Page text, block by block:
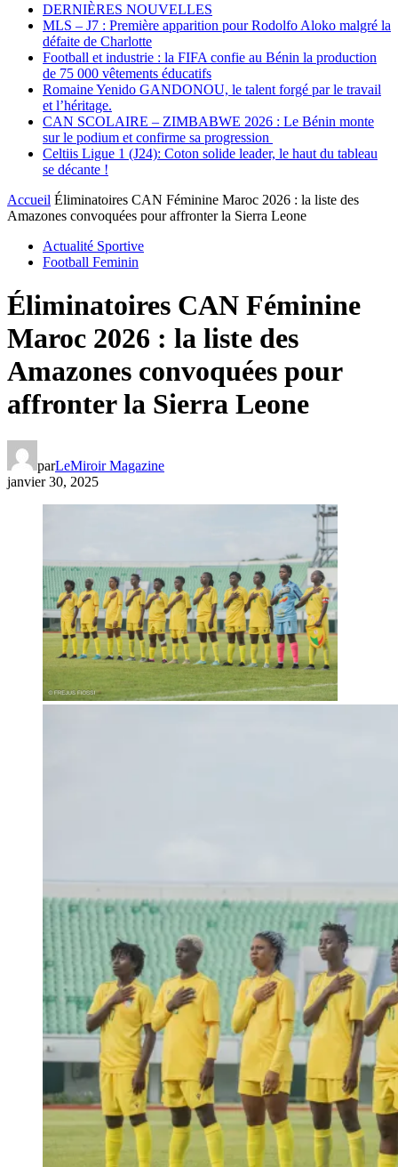
DERNIÈRES NOUVELLES
MLS – J7 : Première apparition pour Rodolfo Aloko malgré la
défaite de Charlotte
Football et industrie : la FIFA confie au Bénin la production
de 75 000 vêtements éducatifs
Romaine Yenido GANDONOU, le talent forgé par le travail
et l’héritage.
CAN SCOLAIRE – ZIMBABWE 2026 : Le Bénin monte
sur le podium et confirme sa progression
Celtiis Ligue 1 (J24): Coton solide leader, le haut du tableau
se décante !
Accueil Éliminatoires CAN Féminine Maroc 2026 : la liste des
Amazones convoquées pour affronter la Sierra Leone
Actualité Sportive
Football Feminin
Éliminatoires CAN Féminine
Maroc 2026 : la liste des
Amazones convoquées pour
affronter la Sierra Leone
parLeMiroir Magazine
janvier 30, 2025